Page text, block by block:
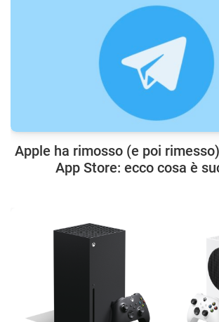
Apple ha rimosso (e poi
App Store: ecco cosa è